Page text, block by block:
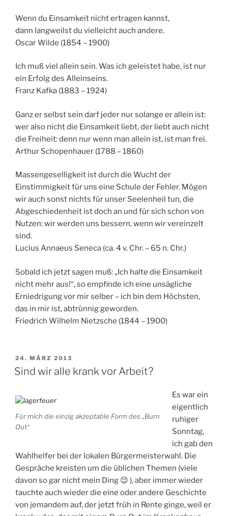
Wenn du Einsamkeit nicht ertragen kannst,
dann langweilst du vielleicht auch andere.
Oscar Wilde (1854 – 1900)
Ich muß viel allein sein. Was ich geleistet habe, ist nur
ein Erfolg des Alleinseins.
Franz Kafka (1883 – 1924)
Ganz er selbst sein darf jeder nur solange er allein ist:
wer also nicht die Einsamkeit liebt, der liebt auch nicht
die Freiheit: denn nur wenn man allein ist, ist man frei.
Arthur Schopenhauer (1788 – 1860)
Massengeselligkeit ist durch die Wucht der
Einstimmigkeit für uns eine Schule der Fehler. Mögen
wir auch sonst nichts für unser Seelenheil tun, die
Abgeschiedenheit ist doch an und für sich schon von
Nutzen: wir werden uns bessern, wenn wir vereinzelt
sind.
Lucius Annaeus Seneca (ca. 4 v. Chr. – 65 n. Chr.)
Sobald ich jetzt sagen muß: „Ich halte die Einsamkeit
nicht mehr aus!“, so empfinde ich eine unsägliche
Erniedrigung vor mir selber – ich bin dem Höchsten,
das in mir ist, abtrünnig geworden.
Friedrich Wilhelm Nietzsche (1844 – 1900)
VERÖFFENTLICHT
AM
24. MÄRZ 2013
Sind wir alle krank vor Arbeit?
Für mich die einzig akzeptable Form des „Burn
Out“
Es war ein
eigentlich
ruhiger
Sonntag,
ich gab den
Wahlhelfer bei der lokalen Bürgermeisterwahl. Die
Gespräche kreisten um die üblichen Themen (viele
davon so gar nicht mein Ding 😉 ), aber immer wieder
tauchte auch wieder die eine oder andere Geschichte
von jemandem auf, der jetzt früh in Rente ginge, weil er